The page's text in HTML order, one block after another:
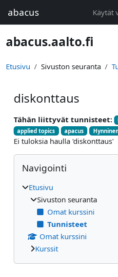
abacus Käytät
abacus.aalto.fi
Etusivu Sivuston seuranta
diskonttaus
Tähän liittyvät tunnisteet:
applied topics
apacus
Ei tuloksia haulla 'diskonttaus'
Lohkot
Ohita Navigointi
Navigointi
Etusivu
Sivuston seuranta
Omat kurssini
Tunnisteet
Omat kurssini
Kurssit